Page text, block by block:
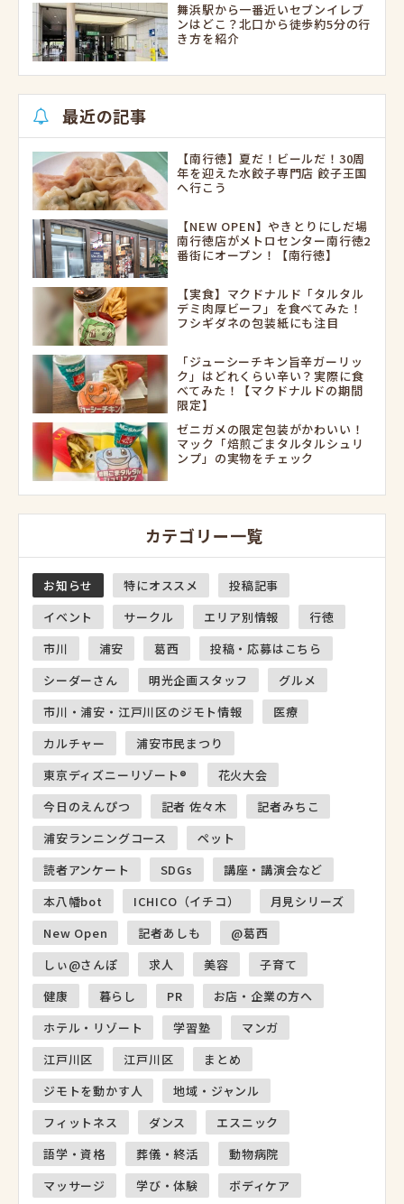
舞浜駅から一番近いセブンイレブ
ンはどこ？北口から徒歩約5分の行
き方を紹介
最近の記事
【南行徳】夏だ！ビールだ！30周
年を迎えた水餃子専門店 餃子王国
へ行こう
【NEW OPEN】やきとりにしだ場
南行徳店がメトロセンター南行徳2
番街にオープン！【南行徳】
【実食】マクドナルド「タルタル
デミ肉厚ビーフ」を食べてみた！
フシギダネの包装紙にも注目
「ジューシーチキン旨辛ガーリッ
ク」はどれくらい辛い？実際に食
べてみた！【マクドナルドの期間
限定】
ゼニガメの限定包装がかわいい！
マック「焙煎ごまタルタルシュリ
ンプ」の実物をチェック
カテゴリー一覧
お知らせ 特にオススメ
投稿記事
イベント
サークル エリア別情報
行徳
市川
浦安 葛西
投稿・応募はこちら
シーダーさん
明光企画スタッフ
グルメ
市川・浦安・江戸川区のジモト情報
医療
カルチャー
浦安市民まつり
東京ディズニーリゾート®
花火大会
今日のえんぴつ
記者 佐々木
記者みちこ
浦安ランニングコース
ペット
読者アンケート
SDGs
講座・講演会など
本八幡bot
ICHICO（イチコ）
月見シリーズ
New Open
記者あしも
@葛西
しぃ@さんぽ
求人 美容
子育て
健康
暮らし PR
お店・企業の方へ
ホテル・リゾート
学習塾
マンガ
江戸川区
江戸川区
まとめ
ジモトを動かす人
地域・ジャンル
フィットネス
ダンス
エスニック
語学・資格
葬儀・終活
動物病院
マッサージ
学び・体験
ボディケア